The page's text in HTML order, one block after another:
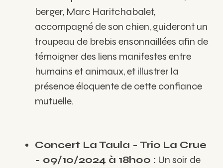
berger, Marc Haritchabalet,
accompagné de son chien, guideront un
troupeau de brebis ensonnaillées afin de
témoigner des liens manifestes entre
humains et animaux, et illustrer la
présence éloquente de cette confiance
mutuelle.
Concert La Taula - Trio La Crue
- 09/10/2024 à 18h00 : Un soir de